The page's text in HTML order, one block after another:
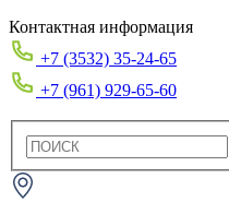
Контактная информация
+7 (3532) 35-24-65
+7 (961) 929-65-60